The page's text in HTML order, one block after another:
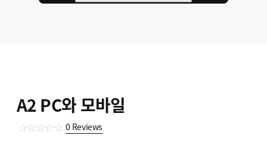
A2 PC와 모바일
0 Reviews